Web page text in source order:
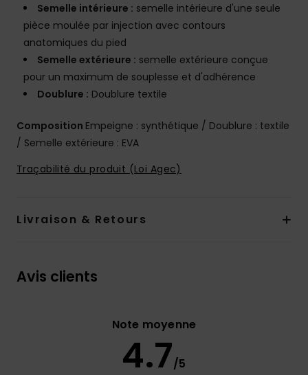
Semelle intérieure : semelle intérieure d'une seule
pièce moulée par injection avec contours
anatomiques du pied
Semelle extérieure : semelle extérieure conçue
pour un maximum de souplesse et d'adhérence
Doublure : Doublure textile
Composition Empeigne : synthétique / Doublure : textile
/ Semelle extérieure : EVA
Traçabilité du produit (Loi Agec)
Livraison & Retours
Avis clients
Note moyenne
4.7/5